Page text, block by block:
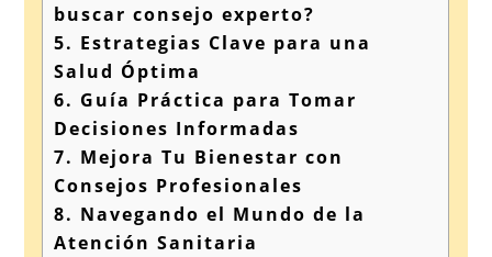
buscar consejo experto?
5. Estrategias Clave para una
Salud Óptima
6. Guía Práctica para Tomar
Decisiones Informadas
7. Mejora Tu Bienestar con
Consejos Profesionales
8. Navegando el Mundo de la
Atención Sanitaria